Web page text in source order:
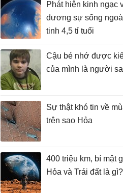
Phát hiện kinh ngạc
dương sự sống
tinh 4,5 tỉ tuổi
Cậu bé nhớ được
của mình là người
Sự thật khó tin về
trên sao Hỏa
400 triệu km, bí mật
Hỏa và Trái đất là gì?